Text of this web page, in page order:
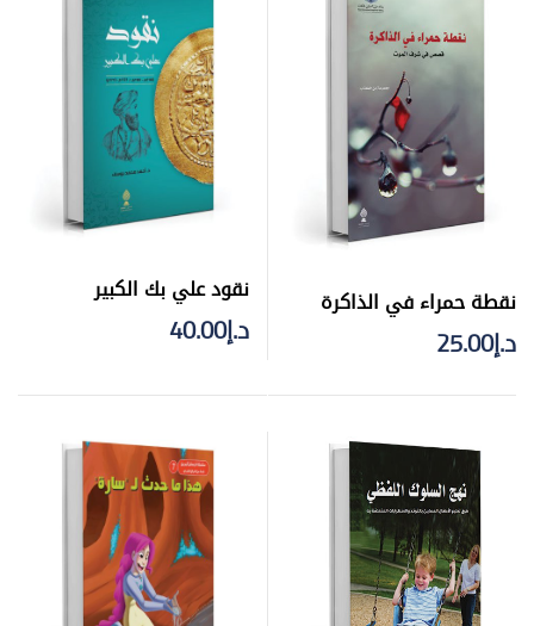
نقطة حمراء في الذاكرة
د.إ25.00
نقود علي بك الكبير
د.إ40.00